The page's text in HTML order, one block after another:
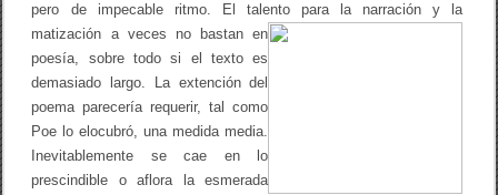
pero de impecable ritmo. El talento para la narración y la
matización a veces no bastan en
poesía, sobre todo si el texto es
demasiado largo. La extención del
poema parecería requerir, tal como
Poe lo elocubró, una medida media.
Inevitablemente se cae en lo
prescindible o aflora la esmerada